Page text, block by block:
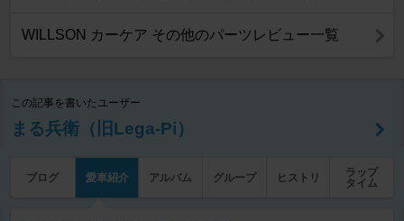
WILLSON カーケア その他のパーツレビュー一覧
この記事を書いたユーザー
まる兵衛（旧Lega-Pi）
ブログ 愛車紹介 アルバム グループ ヒストリ
ラップ
タイム